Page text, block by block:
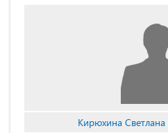
Кирюхина